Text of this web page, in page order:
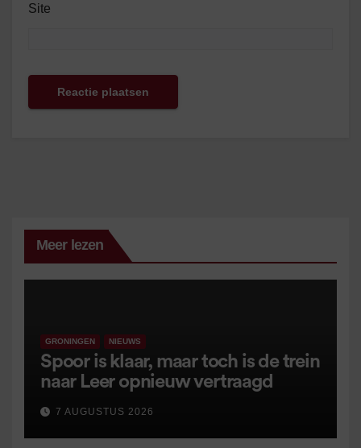
Site
Meer lezen
GRONINGEN NIEUWS
Spoor is klaar, maar toch is de trein
naar Leer opnieuw vertraagd
7 AUGUSTUS 2026